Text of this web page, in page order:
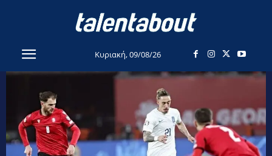
Κυριακή, 09/08/26